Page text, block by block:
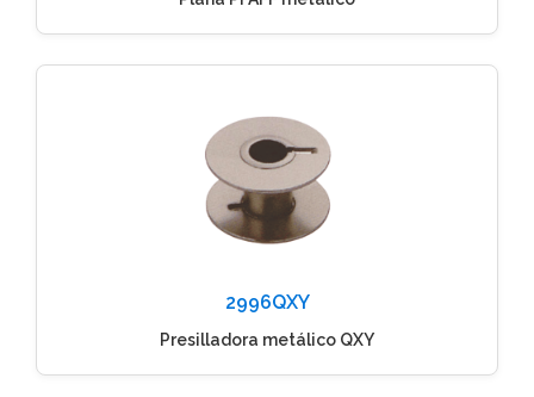
2996QXY
Presilladora metálico QXY